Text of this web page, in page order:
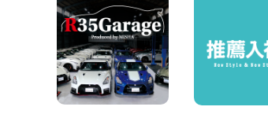
※※超格安日額5,800円
運びに最適の軽バンの
カー!! 出雲ドーム前店
出雲ドーム前店
100円レンタカー 出雲
人気のスペイドワゴン